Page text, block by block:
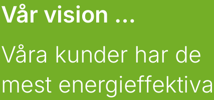
Vår vision …
Våra kunder har de
mest energieffektiva